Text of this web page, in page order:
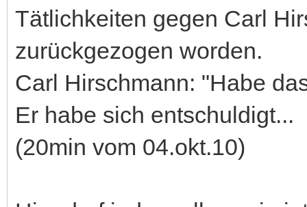
Tätlichkeiten gegen Carl
zurückgezogen worden.
Carl Hirschmann: "Habe
Er habe sich entschuldigt...
(20min vom 04.okt.10)